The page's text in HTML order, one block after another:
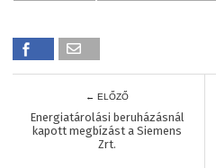
← ELŐZŐ
Energiatárolási beruházásnál
kapott megbízást a Siemens
Zrt.